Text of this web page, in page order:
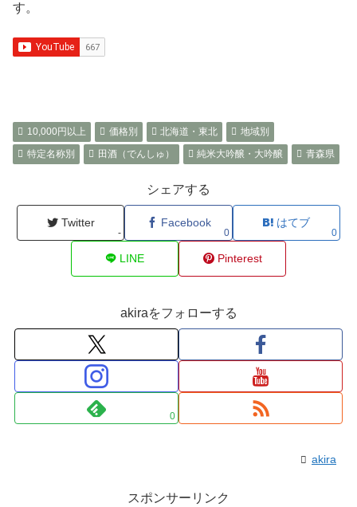
す。
10,000円以上 価格別 北海道・東北
地域別
特定名称別
田酒（でんしゅ） 純米大吟醸・大吟醸 青森県
シェアする
Twitter
-
Facebook
0
はてブ
0
LINE Pinterest
akiraをフォローする
0
akira
スポンサーリンク